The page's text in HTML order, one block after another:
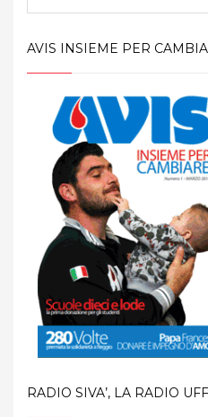
AVIS INSIEME PER
RADIO SIVA’, LA RADIO